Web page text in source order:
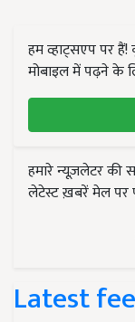
हम व्हाट्सएप पर
मोबाइल में पढ़ने के
हमारे न्यूज़लेटर की
लेटेस्ट ख़बरें मेल पर
Latest